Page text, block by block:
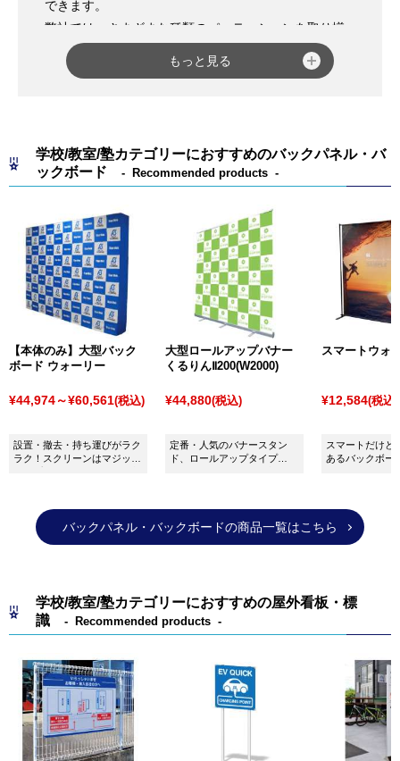
できます。
弊社では、さまざまな種類のパーテーションを取り揃
えています。
ベルトパーテーション LP-92
」は、支柱がステンレ
「屋外用パーテーション チェーンスタンド 」は、フッ
ク付きのリーズナブルな注水式パーテーションです。
ホワイト・ブラウン・シルバーの3色展開で、雰囲気に
合わせてお選びいただけます。
また、チェーンスタンドなどフック付きパーテーショ
ン用の「プラスチックチェーン」や「パーテーション
ロープ 20C」、「 パーテーションロープ 25C
」など各
種チェーン・ロープもございます。
サインキューブ
シリーズ」は、街の景観にマッチし
たデザインと大きな表示面で安定感のあるパーテーシ
上部に取っ手が付いているため持ち運びも便利で、表
その他にもさまざまなパーテーションがございますの
もっと見る
学校/教室/塾カテゴリーにおすすめのバックパネル・バ
ックボード
Recommended products
【本体のみ】大型バック
ボード ウォーリー
¥44,974～¥60,561(税込)
設置・撤去・持ち運びがラク
ラク！スクリーンはマジック
大型ロールアップバナー
くるりんⅡ200(W2000)
¥44,880(税込)
定番・人気のバナースタン
ド、ロールアップタイプ
スマートウォ
¥12,584(税込)
スマートだけど
あるバックボー
バックパネル・バックボードの商品一覧はこちら
学校/教室/塾カテゴリーにおすすめの屋外看板・標
識
Recommended products